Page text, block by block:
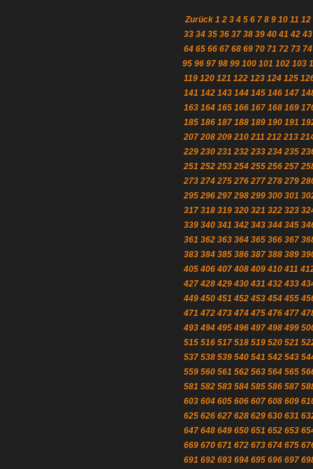
Zurück 1 2 3 4 5 6 7 8 9 10 11 12
33 34 35 36 37 38 39 40 41 42 43
64 65 66 67 68 69 70 71 72 73 74
95 96 97 98 99 100 101 102 103
119 120 121 122 123 124 125
141 142 143 144 145 146 147
163 164 165 166 167 168 169
185 186 187 188 189 190 191
207 208 209 210 211 212 213
229 230 231 232 233 234 235
251 252 253 254 255 256 257
273 274 275 276 277 278 279
295 296 297 298 299 300 301
317 318 319 320 321 322 323
339 340 341 342 343 344 345
361 362 363 364 365 366 367
383 384 385 386 387 388 389
405 406 407 408 409 410 411
427 428 429 430 431 432 433
449 450 451 452 453 454 455
471 472 473 474 475 476 477
493 494 495 496 497 498 499
515 516 517 518 519 520 521
537 538 539 540 541 542 543
559 560 561 562 563 564 565
581 582 583 584 585 586 587
603 604 605 606 607 608 609
625 626 627 628 629 630 631
647 648 649 650 651 652 653
669 670 671 672 673 674 675
691 692 693 694 695 696 697